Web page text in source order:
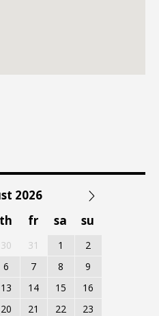
2026
th fr sa su
30 31 1
2
6 7 8
9
13 14 15
16
20 21 22
23